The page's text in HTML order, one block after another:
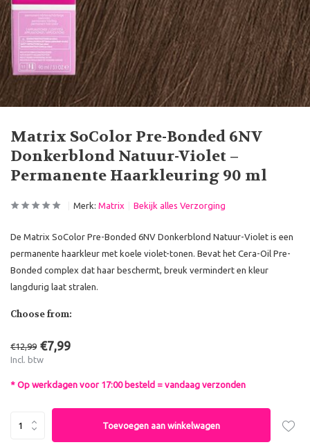
Matrix SoColor Pre-Bonded 6NV
Donkerblond Natuur-Violet –
Permanente Haarkleuring 90 ml
Merk: Matrix Bekijk alles Verzorging
De Matrix SoColor Pre-Bonded 6NV Donkerblond Natuur-Violet is een
permanente haarkleur met koele violet-tonen. Bevat het Cera-Oil Pre-
Bonded complex dat haar beschermt, breuk vermindert en kleur
langdurig laat stralen.
Choose from:
€12,99 €7,99
Incl. btw
* Op werkdagen voor 17:00 besteld = vandaag verzonden
Toevoegen aan winkelwagen